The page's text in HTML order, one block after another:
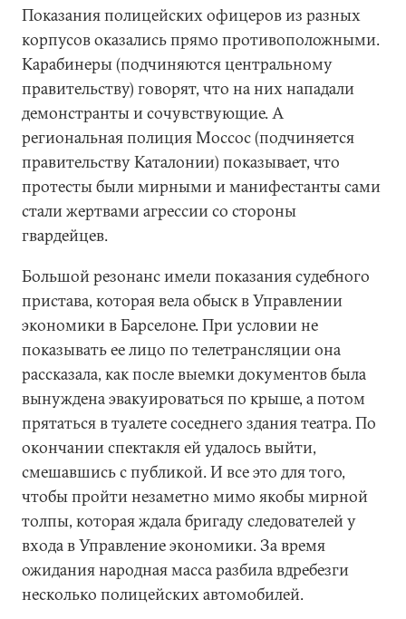
Показания полицейских офицеров из разных
корпусов оказались прямо противоположными.
Карабинеры (подчиняются центральному
правительству) говорят, что на них нападали
демонстранты и сочувствующие. А
региональная полиция Моссос (подчиняется
правительству Каталонии) показывает, что
протесты были мирными и манифестанты сами
стали жертвами агрессии со стороны
гвардейцев.
Большой резонанс имели показания судебного
пристава, которая вела обыск в Управлении
экономики в Барселоне. При условии не
показывать ее лицо по телетрансляции она
рассказала, как после выемки документов была
вынуждена эвакуироваться по крыше, а потом
прятаться в туалете соседнего здания театра. По
окончании спектакля ей удалось выйти,
смешавшись с публикой. И все это для того,
чтобы пройти незаметно мимо якобы мирной
толпы, которая ждала бригаду следователей у
входа в Управление экономики. За время
ожидания народная масса разбила вдребезги
несколько полицейских автомобилей.